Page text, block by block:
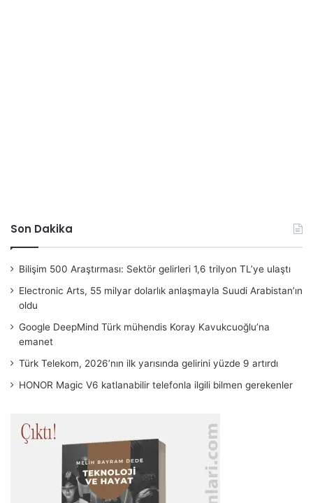
Son Dakika
Bilişim 500 Araştırması: Sektör gelirleri 1,6 trilyon TL’ye ulaştı
Electronic Arts, 55 milyar dolarlık anlaşmayla Suudi Arabistan’ın
oldu
Google DeepMind Türk mühendis Koray Kavukcuoğlu’na
emanet
Türk Telekom, 2026’nın ilk yarısında gelirini yüzde 9 artırdı
HONOR Magic V6 katlanabilir telefonla ilgili bilmen gerekenler